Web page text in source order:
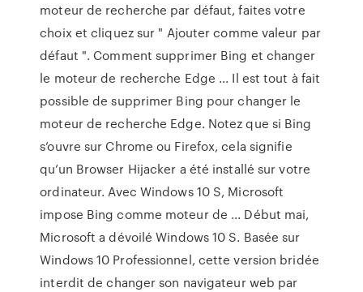
moteur de recherche par défaut, faites votre
choix et cliquez sur " Ajouter comme valeur par
défaut ". Comment supprimer Bing et changer
le moteur de recherche Edge ... Il est tout à fait
possible de supprimer Bing pour changer le
moteur de recherche Edge. Notez que si Bing
s’ouvre sur Chrome ou Firefox, cela signifie
qu’un Browser Hijacker a été installé sur votre
ordinateur. Avec Windows 10 S, Microsoft
impose Bing comme moteur de ... Début mai,
Microsoft a dévoilé Windows 10 S. Basée sur
Windows 10 Professionnel, cette version bridée
interdit de changer son navigateur web par